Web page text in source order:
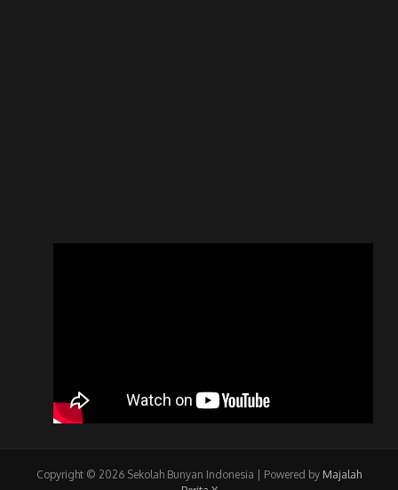
Copyright © 2026 Sekolah Bunyan Indonesia | Powered by Majalah